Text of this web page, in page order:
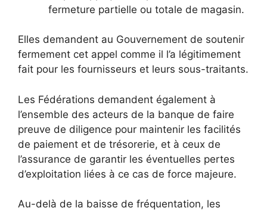
fermeture partielle ou totale de magasin.
Elles demandent au Gouvernement de soutenir
fermement cet appel comme il l’a légitimement
fait pour les fournisseurs et leurs sous-traitants.
Les Fédérations demandent également à
l’ensemble des acteurs de la banque de faire
preuve de diligence pour maintenir les facilités
de paiement et de trésorerie, et à ceux de
l’assurance de garantir les éventuelles pertes
d’exploitation liées à ce cas de force majeure.
Au-delà de la baisse de fréquentation, les